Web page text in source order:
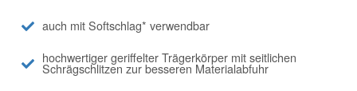
auch mit Softschlag* verwendbar
hochwertiger geriffelter Trägerkörper mit seitlichen
Schrägschlitzen zur besseren Materialabfuhr